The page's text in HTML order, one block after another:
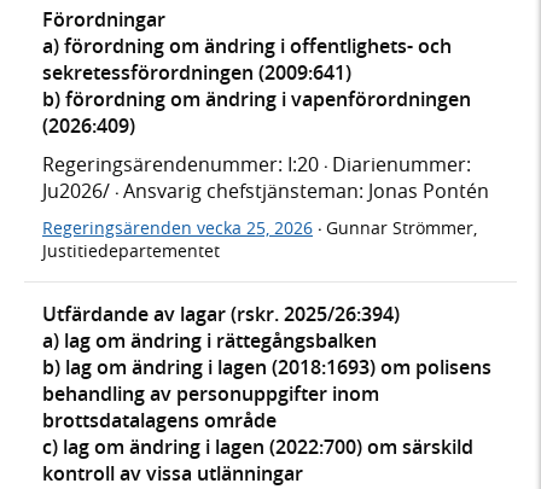
Förordningar
a) förordning om ändring i offentlighets- och
sekretessförordningen (2009:641)
b) förordning om ändring i vapenförordningen
(2026:409)
Regeringsärendenummer: I:20 · Diarienummer:
Ju2026/ · Ansvarig chefstjänsteman: Jonas Pontén
Regeringsärenden vecka 25, 2026 · Gunnar Strömmer,
Justitiedepartementet
Utfärdande av lagar (rskr. 2025/26:394)
a) lag om ändring i rättegångsbalken
b) lag om ändring i lagen (2018:1693) om polisens
behandling av personuppgifter inom
brottsdatalagens område
c) lag om ändring i lagen (2022:700) om särskild
kontroll av vissa utlänningar